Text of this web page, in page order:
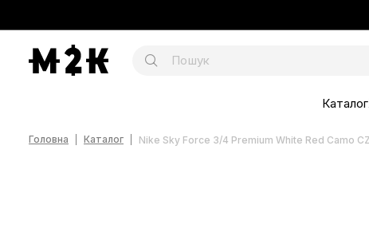
Каталог
Головна Каталог Nike Sky Force 3/4 Premium White Red Camo